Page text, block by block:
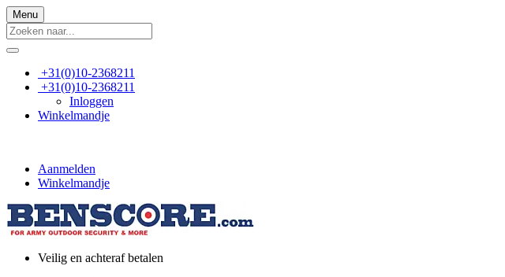
Menu
+31(0)10-2368211
+31(0)10-2368211
Inloggen
Winkelmandje
Aanmelden
Winkelmandje
Veilig en achteraf betalen